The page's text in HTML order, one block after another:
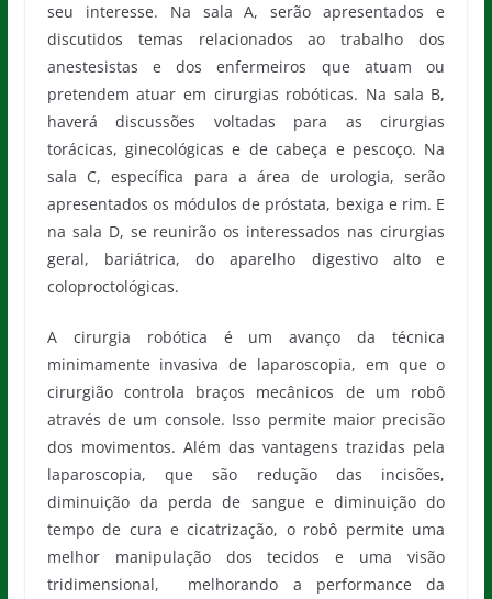
seu interesse. Na sala A, serão apresentados e
discutidos temas relacionados ao trabalho dos
anestesistas e dos enfermeiros que atuam ou
pretendem atuar em cirurgias robóticas. Na sala B,
haverá discussões voltadas para as cirurgias
torácicas, ginecológicas e de cabeça e pescoço. Na
sala C, específica para a área de urologia, serão
apresentados os módulos de próstata, bexiga e rim. E
na sala D, se reunirão os interessados nas cirurgias
geral, bariátrica, do aparelho digestivo alto e
coloproctológicas.
A cirurgia robótica é um avanço da técnica
minimamente invasiva de laparoscopia, em que o
cirurgião controla braços mecânicos de um robô
através de um console. Isso permite maior precisão
dos movimentos. Além das vantagens trazidas pela
laparoscopia, que são redução das incisões,
diminuição da perda de sangue e diminuição do
tempo de cura e cicatrização, o robô permite uma
melhor manipulação dos tecidos e uma visão
tridimensional, melhorando a performance da